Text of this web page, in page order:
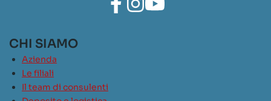
CHI SIAMO
Azienda
Le filiali
Il team di consulenti